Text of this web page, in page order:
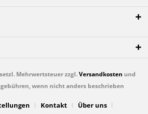
Mehrwertsteuer zzgl.Versandkosten und
wenn nicht anders beschrieben
Kontakt
Über uns